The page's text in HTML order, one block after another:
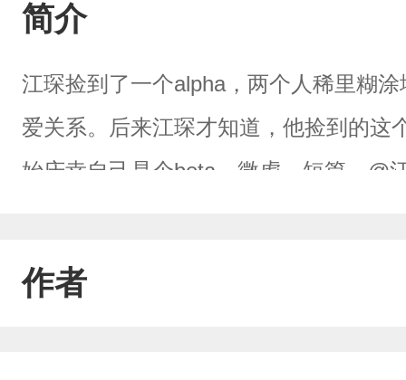
简介
江琛捡到了一个alpha，两个人稀里糊
爱关系。后来江琛才知道，他捡到的这
始庆幸自己是个beta。微虐，短篇。@
作者